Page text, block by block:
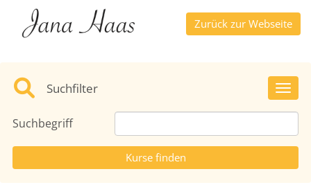
Zurück zur Webseite
Suchfilter
Suchbegriff